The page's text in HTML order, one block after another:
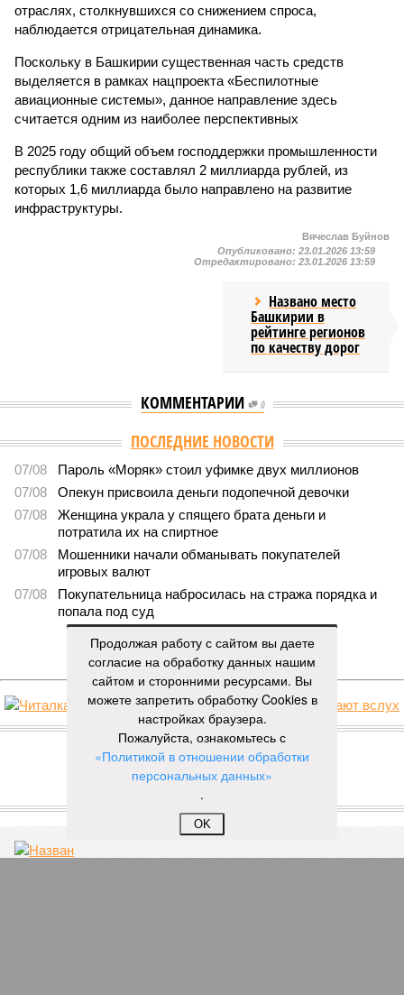
отраслях, столкнувшихся со снижением спроса,
наблюдается отрицательная динамика.
Поскольку в Башкирии существенная часть средств
выделяется в рамках нацпроекта «Беспилотные
авиационные системы», данное направление здесь
считается одним из наиболее перспективных
В 2025 году общий объем господдержки промышленности
республики также составлял 2 миллиарда рублей, из
которых 1,6 миллиарда было направлено на развитие
инфраструктуры.
Вячеслав Буйнов
Опубликовано: 23.01.2026 13:59
Отредактировано: 23.01.2026 13:59
Названо место
Башкирии в
рейтинге регионов
по качеству дорог
КОММЕНТАРИИ 0
ПОСЛЕДНИЕ НОВОСТИ
07/08
Пароль «Моряк» стоил уфимке двух миллионов
07/08
Опекун присвоила деньги подопечной девочки
07/08
Женщина украла у спящего брата деньги и
потратила их на спиртное
07/08
Мошенники начали обманывать покупателей
игровых валют
07/08
Покупательница набросилась на стража порядка и
попала под суд
ЕЩЕ НОВОСТИ
НОВОСТИ ПАРТНЕРОВ
Новости smi2.ru
ЕЩЕ ИЗ РАЗДЕЛА «ОБЩЕСТВО»
Продолжая работу с сайтом вы даете
согласие на обработку данных нашим
сайтом и сторонними ресурсами. Вы
можете запретить обработку Cookies в
настройках браузера.
Пожалуйста, ознакомьтесь с
«Политикой в отношении обработки
персональных данных»
.
OK